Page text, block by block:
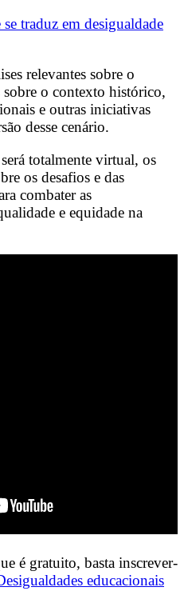
traduz em desigualdade
relevantes sobre o
sobre o contexto histórico,
e outras iniciativas
desse cenário.
totalmente virtual, os
os desafios e das
combater as
e equidade na
é gratuito, basta inscrever-
educacionais